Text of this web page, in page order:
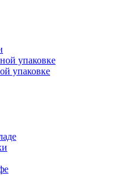
упаковке
упаковке